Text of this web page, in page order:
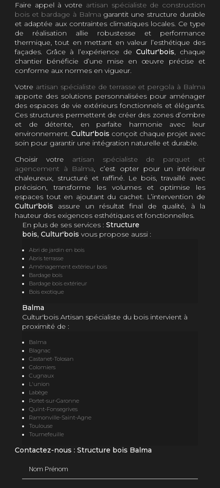
Faire appel à votre artisan spécialiste de construction
bois et bardage à Balma garantit une structure durable
et adaptée aux contraintes climatiques locales. Ce type
de réalisation allie robustesse et performance
thermique, tout en mettant en valeur l’esthétique des
façades. Grâce à l’expérience de Cultur'bois, chaque
chantier bénéficie d’une mise en œuvre précise et
conforme aux normes en vigueur.
Votre artisan spécialiste de terrasse et pergola à Balma
apporte des solutions personnalisées pour aménager
des espaces de vie extérieurs fonctionnels et élégants.
Ces structures permettent de créer des zones d’ombre
et de détente, en parfaite harmonie avec leur
environnement. Cultur'bois conçoit chaque projet avec
soin pour garantir une intégration naturelle et durable.
Choisir votre artisan spécialiste de parquet et
agencement à Balma, c’est opter pour un intérieur
chaleureux, structuré et raffiné. Le bois, travaillé avec
précision, transforme les volumes et optimise les
espaces tout en ajoutant du cachet. L’intervention de
Cultur'bois assure un résultat final de qualité, à la
hauteur des exigences esthétiques et fonctionnelles.
En plus de ses services : Structure
bois, Cultur'bois vous propose aussi :
Abri de jardin en bois
Abris terrasse
Aménagement extérieur bois
Bardage bois
Bardage bois extérieur
Bois exotique
Balma
Cultur'bois Artisan spécialiste du bois intervient à
proximité de :
Balma
Blagnac
Castanet-Tolosan
Colomiers
Cugnaux
L'union
Labège
Portet-sur-Garonne
Quint-Fonsegrives
Ramonville-Saint-Agne
Toulouse
Tournefeuille
Contactez-nous : Structure bois Balma